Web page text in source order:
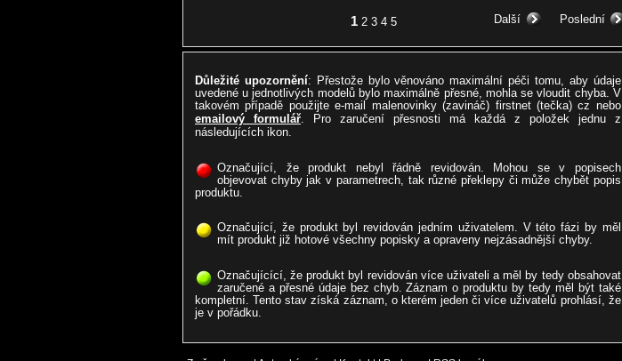
1 2 3 4 5 Poslední
Další
Důležité upozornění: Přestože bylo věnováno maximální péči tomu, aby údaje
uvedené u jednotlivých modelů bylo maximálně přesné, mohla se vloudit chyba. V
takovém případě použijte e-mail malenovinky (zavináč) firstnet (tečka) cz nebo
emailový formulář. Pro zaručení přesnosti má každá z položek jednu z
následujících ikon.
Označující, že produkt nebyl řádně revidován. Mohou se v popisech
objevovat chyby jak v parametrech, tak různé překlepy či může chybět popis
produktu.
Označující, že produkt byl revidován jedním uživatelem. V této fázi by měl
mít produkt již hotové všechny popisky a opraveny nejzásadnější chyby.
Označujícící, že produkt byl revidován více uživateli a měl by tedy obsahovat
zaručené a přesné údaje bez chyb. Záznam o produktu by tedy měl být také
kompletní. Tento stav získá záznam, o kterém jeden či více uživatelů prohlásí, že
je v pořádku.